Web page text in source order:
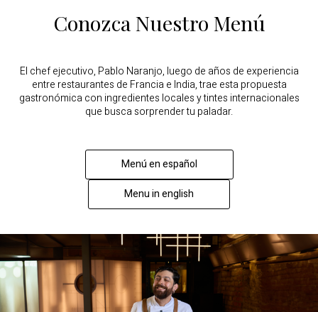
Conozca Nuestro Menú
El chef ejecutivo, Pablo Naranjo, luego de años de experiencia
entre restaurantes de Francia e India, trae esta propuesta
gastronómica con ingredientes locales y tintes internacionales
que busca sorprender tu paladar.
Menú en español
Menu in english